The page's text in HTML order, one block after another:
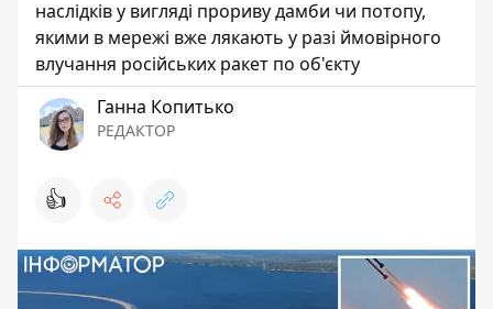
наслідків у вигляді прориву дамби чи потопу,
якими в мережі вже лякають у разі ймовірного
влучання російських ракет по об'єкту
Ганна Копитько
РЕДАКТОР
👍